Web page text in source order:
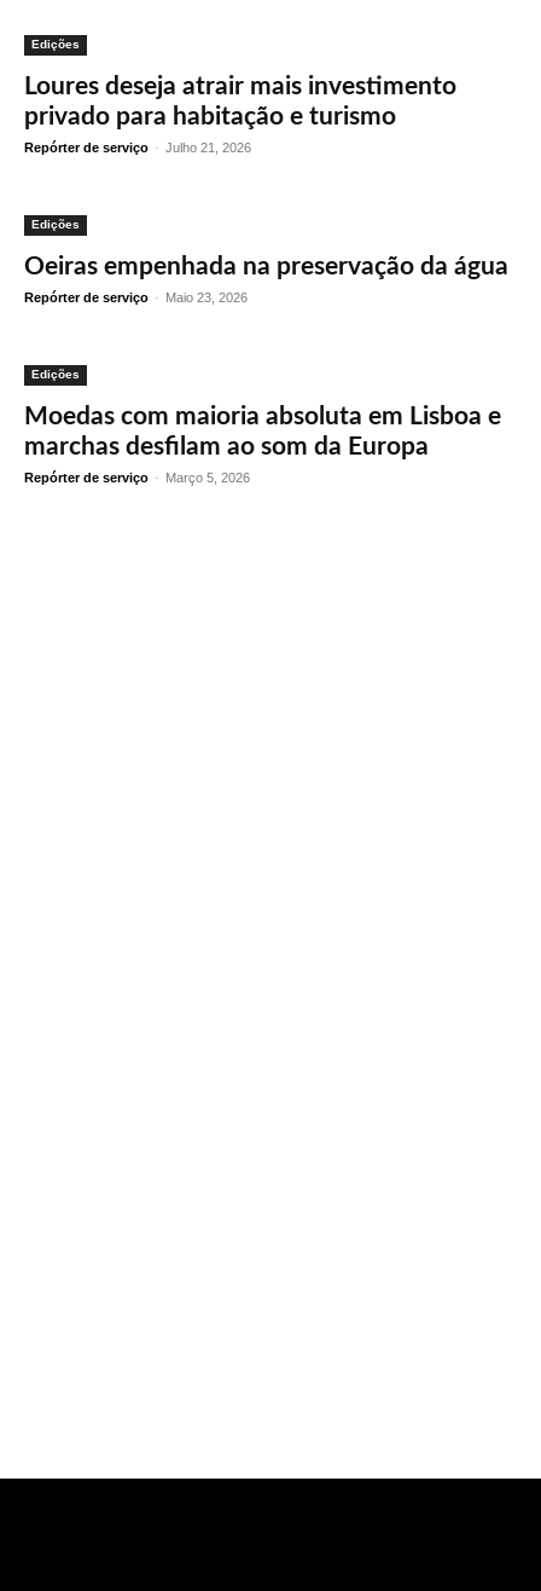
Edições
Loures deseja atrair mais investimento
privado para habitação e turismo
Repórter de serviço - Julho 21, 2026
Edições
Oeiras empenhada na preservação da água
Repórter de serviço - Maio 23, 2026
Edições
Moedas com maioria absoluta em Lisboa e
marchas desfilam ao som da Europa
Repórter de serviço - Março 5, 2026